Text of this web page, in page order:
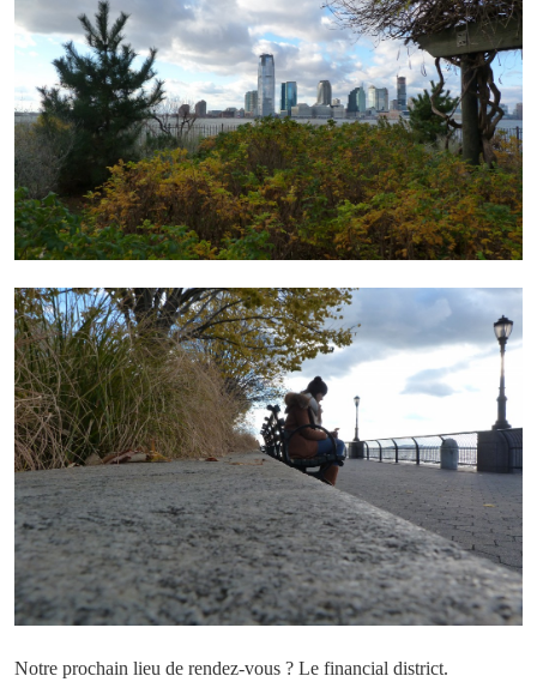
Notre prochain lieu de rendez-vous ? Le financial district.